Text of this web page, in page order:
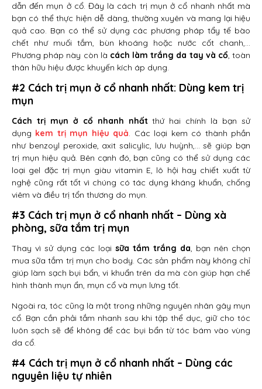
dẫn đến mụn ở cổ. Đây là cách trị mụn ở cổ nhanh nhất mà
bạn có thể thực hiện dễ dàng, thường xuyên và mang lại hiệu
quả cao. Bạn có thể sử dụng các phương pháp tẩy tế bào
chết như muối tắm, bùn khoáng hoặc nước cốt chanh,…
Phương pháp này còn là cách làm trắng da tay và cổ, toàn
thân hữu hiệu được khuyến kích áp dụng.
#2 Cách trị mụn ở cổ nhanh nhất: Dùng kem trị
mụn
Cách trị mụn ở cổ nhanh nhấtthứ hai chính là bạn sử
dụng kem trị mụn hiệu quả. Các loại kem có thành phần
như benzoyl peroxide, axit salicylic, lưu huỳnh,… sẽ giúp bạn
trị mụn hiệu quả. Bên cạnh đó, bạn cũng có thể sử dụng các
loại gel đặc trị mụn giàu vitamin E, lô hội hay chiết xuất từ
nghệ cũng rất tốt vì chúng có tác dụng kháng khuẩn, chống
viêm và điều trị tổn thương do mụn.
#3 Cách trị mụn ở cổ nhanh nhất – Dùng xà
phòng, sữa tắm trị mụn
Thay vì sử dụng các loại sữa tắm trắng da, bạn nên chọn
mua sữa tắm trị mụn cho body. Các sản phẩm này không chỉ
giúp làm sạch bụi bẩn, vi khuẩn trên da mà còn giúp hạn chế
hình thành mụn ẩn, mụn cổ và mụn lưng tốt.
Ngoài ra, tóc cũng là một trong những nguyên nhân gây mụn
cổ. Bạn cần phải tắm nhanh sau khi tập thể dục, giữ cho tóc
luôn sạch sẽ để không để các bụi bẩn từ tóc bám vào vùng
da cổ.
#4 Cách trị mụn ở cổ nhanh nhất – Dùng các
nguyên liệu tự nhiên